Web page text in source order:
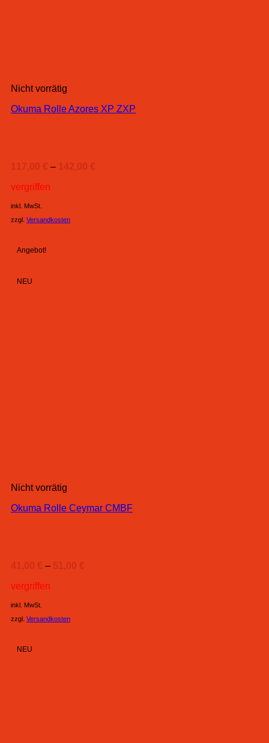
Nicht vorrätig
Okuma Rolle Azores XP ZXP
117,00 € – 142,00 €
vergriffen
inkl. MwSt.
zzgl. Versandkosten
Angebot!
NEU
Nicht vorrätig
Okuma Rolle Ceymar CMBF
41,00 € – 51,00 €
vergriffen
inkl. MwSt.
zzgl. Versandkosten
NEU